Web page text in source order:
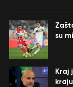
su
Kraj